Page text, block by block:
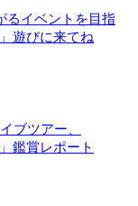
るイベントを目指
遊びに来てね
ブツアー、
鑑賞レポート